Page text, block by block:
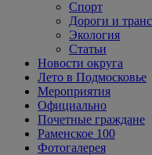
Спорт
Дороги и
Экология
Статьи
Новости округа
Лето в Подмосковье
Мероприятия
Официально
Почетные граждане
Раменское 100
Фотогалерея